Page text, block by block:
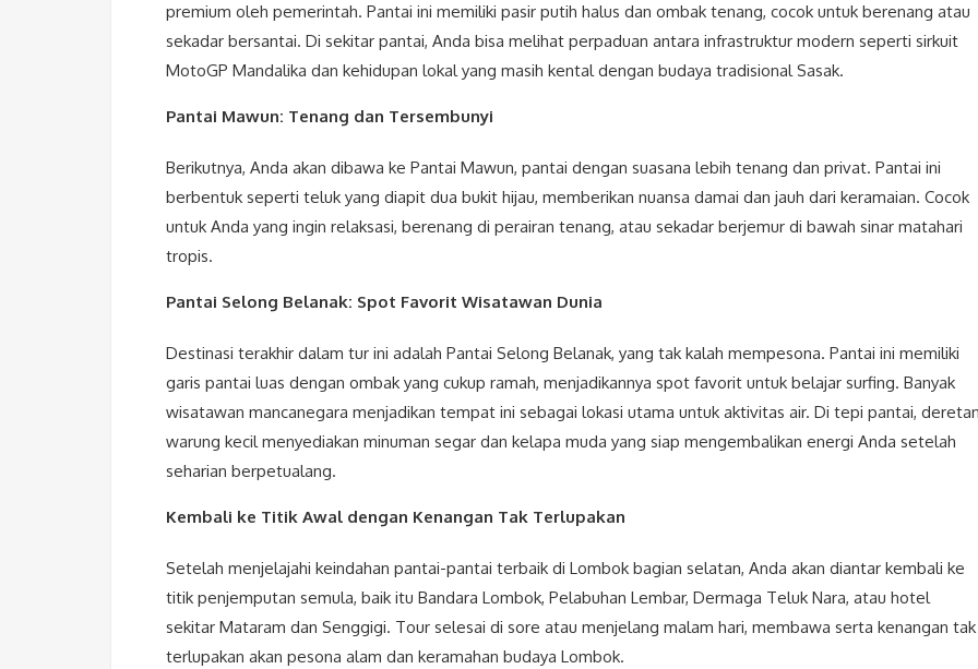
premium oleh pemerintah. Pantai ini memiliki pasir putih halus dan ombak tenang, cocok untuk berenang atau
sekadar bersantai. Di sekitar pantai, Anda bisa melihat perpaduan antara infrastruktur modern seperti sirkuit
MotoGP Mandalika dan kehidupan lokal yang masih kental dengan budaya tradisional Sasak.
Pantai Mawun: Tenang dan Tersembunyi
Berikutnya, Anda akan dibawa ke Pantai Mawun, pantai dengan suasana lebih tenang dan privat. Pantai ini
berbentuk seperti teluk yang diapit dua bukit hijau, memberikan nuansa damai dan jauh dari keramaian. Cocok
untuk Anda yang ingin relaksasi, berenang di perairan tenang, atau sekadar berjemur di bawah sinar matahari
tropis.
Pantai Selong Belanak: Spot Favorit Wisatawan Dunia
Destinasi terakhir dalam tur ini adalah Pantai Selong Belanak, yang tak kalah mempesona. Pantai ini memiliki
garis pantai luas dengan ombak yang cukup ramah, menjadikannya spot favorit untuk belajar surfing. Banyak
wisatawan mancanegara menjadikan tempat ini sebagai lokasi utama untuk aktivitas air. Di tepi pantai,
warung kecil menyediakan minuman segar dan kelapa muda yang siap mengembalikan energi Anda setelah
seharian berpetualang.
Kembali ke Titik Awal dengan Kenangan Tak Terlupakan
Setelah menjelajahi keindahan pantai-pantai terbaik di Lombok bagian selatan, Anda akan diantar kembali ke
titik penjemputan semula, baik itu Bandara Lombok, Pelabuhan Lembar, Dermaga Teluk Nara, atau hotel
sekitar Mataram dan Senggigi. Tour selesai di sore atau menjelang malam hari, membawa serta kenangan tak
terlupakan akan pesona alam dan keramahan budaya Lombok.